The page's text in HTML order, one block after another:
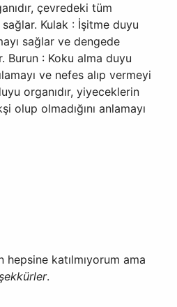
çevredeki tüm
Kulak : İşitme duyu
sağlar ve dengede
Burun : Koku alma duyu
ve nefes alıp vermeyi
organıdır, yiyeceklerin
olup olmadığını anlamayı
hepsine katılmıyorum ama
.